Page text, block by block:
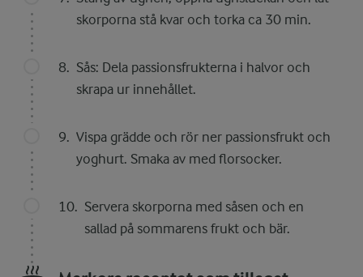
skorporna stå kvar och torka ca 30 min.
Sås: Dela passionsfrukterna i halvor och
skrapa ur innehållet.
Vispa grädde och rör ner passionsfrukt och
yoghurt. Smaka av med florsocker.
Servera skorporna med såsen och en
sallad på sommarens frukt och bär.